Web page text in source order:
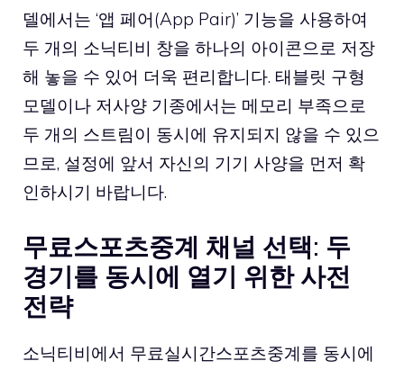
델에서는 ‘앱 페어(App Pair)’ 기능을 사용하여
두 개의 소닉티비 창을 하나의 아이콘으로 저장
해 놓을 수 있어 더욱 편리합니다. 태블릿 구형
모델이나 저사양 기종에서는 메모리 부족으로
두 개의 스트림이 동시에 유지되지 않을 수 있으
므로, 설정에 앞서 자신의 기기 사양을 먼저 확
인하시기 바랍니다.
무료스포츠중계 채널 선택: 두
경기를 동시에 열기 위한 사전
전략
소닉티비에서 무료실시간스포츠중계를 동시에